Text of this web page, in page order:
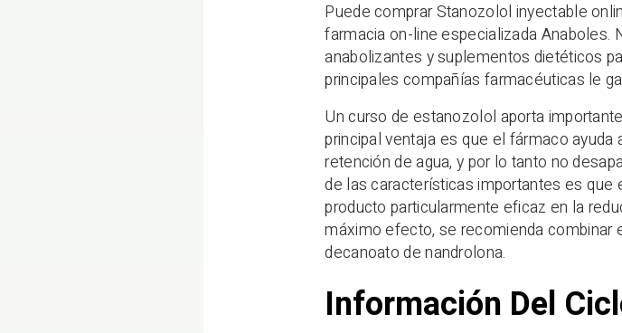
Puede comprar Stanozolol inyectable
farmacia on-line especializada Anaboles.
anabolizantes y suplementos dietéticos
principales compañías farmacéuticas le
Un curso de estanozolol aporta
principal ventaja es que el fármaco
retención de agua, y por lo tanto no
de las características importantes es
producto particularmente eficaz en la
máximo efecto, se recomienda
decanoato de nandrolona.
Información Del